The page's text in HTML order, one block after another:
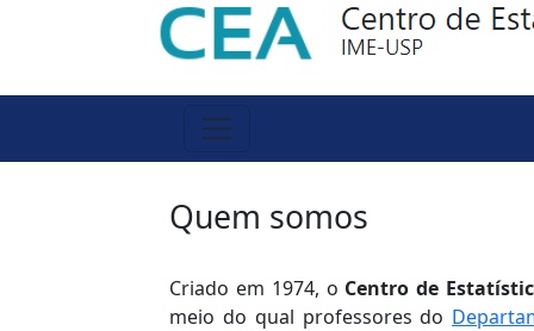
Quem somos
Criado em 1974, o Centro de
meio do qual professores do